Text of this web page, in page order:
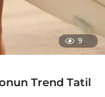
9
Trend Tatil